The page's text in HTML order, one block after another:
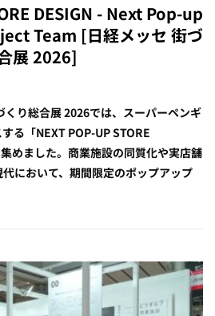
DESIGN - Next Pop-up
Team [日経メッセ 街づ
展 2026]
くり総合展 2026では、スーパーペンギ
る「NEXT POP-UP STORE
めました。商業施設の同質化や実店舗
において、期間限定のポップアップ